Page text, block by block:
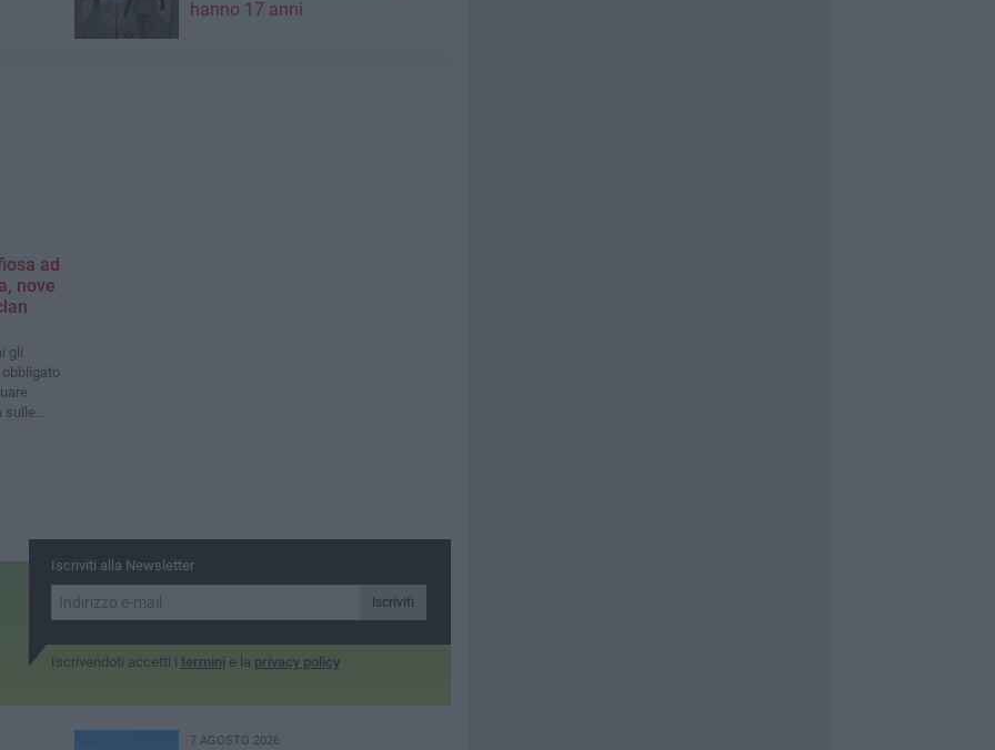
hanno 17 anni
ad
nove
gli
sulle
Iscriviti alla Newsletter
Iscriviti
Iscrivendoti accetti i termini e la privacy policy
7 AGOSTO 2026